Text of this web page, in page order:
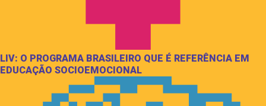
LIV: O PROGRAMA BRASILEIRO QUE É REFERÊNCIA EM
EDUCAÇÃO SOCIOEMOCIONAL